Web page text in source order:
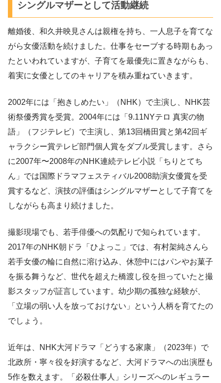
シングルマザーとして活動継続
離婚後、和久井映見さんは親権を持ち、一人息子を育てな
がら女優活動を続けました。仕事をセーブする時期もあっ
たといわれていますが、子育てを最優先に置きながらも、
着実に女優としてのキャリアを積み重ねていきます。
2002年には「抱きしめたい」（NHK）で主演し、NHK芸
術祭優秀賞を受賞。2004年には「9.11NYテロ 真実の物
語」（フジテレビ）で主演し、第13回橋田賞と第42回ギ
ャラクシー賞テレビ部門個人賞をダブル受賞します。さら
に2007年〜2008年のNHK連続テレビ小説「ちりとてち
ん」では国際ドラマフェスティバル2008助演女優賞を受
賞するなど、演技の評価はシングルマザーとして子育てを
しながらも高まり続けました。
撮影現場でも、若手俳優への気配りで知られています。
2017年のNHK朝ドラ「ひよっこ」では、有村架純さんら
若手女優の輪に自然に溶け込み、休憩中にはパンやお菓子
を振る舞うなど、世代を超えた橋渡し役を担っていたと撮
影スタッフが証言しています。幼少期の孤独な経験が、
「立場の弱い人を放っておけない」という人柄を育てたの
でしょう。
近年は、NHK大河ドラマ「どうする家康」（2023年）で
北政所・寧々役を好演するなど、大河ドラマへの出演歴も
5作を数えます。「必殺仕事人」シリーズへのレギュラー